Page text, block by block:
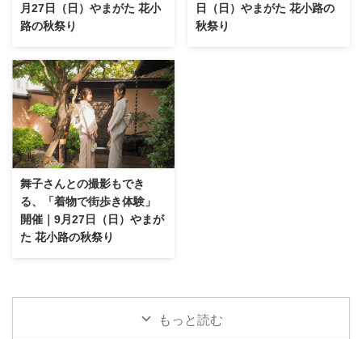
月27日（日）やまがた 花小
路の秋祭り
日（日）やまがた 花小路の
秋祭り
舞子さんとの撮影もでき
る、「着物で街歩き体験」
開催｜9月27日（日）やまが
た 花小路の秋祭り
もっと読む